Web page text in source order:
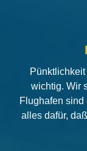
wichtig. Wir
Flughafen sind
alles dafür,